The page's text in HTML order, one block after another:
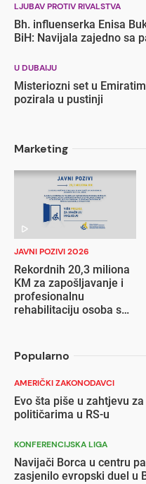
LJUBAV PROTIV RIVALSTVA
Bh. influenserka Enisa
BiH: Navijala zajedno sa
U DUBAIJU
Misteriozni set u
pozirala u pustinji
Marketing
JAVNI POZIVI 2026
Rekordnih 20,3 miliona
KM za zapošljavanje i
profesionalnu
rehabilitaciju osoba s
Popularno
AMERIČKI ZAKONODAVCI
Evo šta piše u zahtjevu
političarima u RS-u
KONFERENCIJSKA LIGA
Navijači Borca u centru
zasjenilo evropski duel u